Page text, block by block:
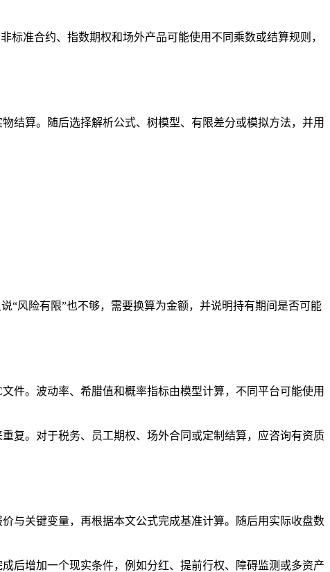
标准合约、指数期权和场外产品可能使用不同乘数或结算规则，
结算。随后选择解析公式、树模型、有限差分或模拟方法，并用
“风险有限”也不够，需要换算为金额，并说明持有期间是否可能
件。波动率、希腊值和概率指标由模型计算，不同平台可能使用
复。对于税务、员工期权、场外合同或定制结算，应咨询有资质
与关键变量，再根据本文公式完成基准计算。随后用实际收盘数
后增加一个现实条件，例如分红、提前行权、障碍监测或多资产